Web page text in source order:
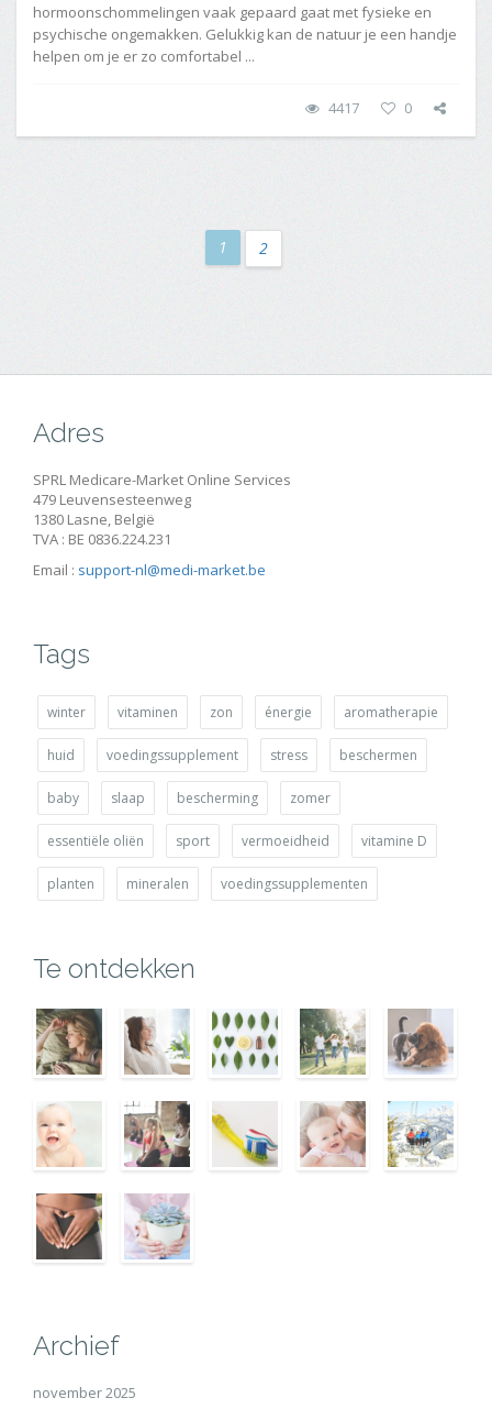
hormoonschommelingen vaak gepaard gaat met fysieke en
psychische ongemakken. Gelukkig kan de natuur je een handje
helpen om je er zo comfortabel ...
4417 0
1 2
Adres
SPRL Medicare-Market Online Services
479 Leuvensesteenweg
1380 Lasne, België
TVA : BE 0836.224.231
Email : support-nl@medi-market.be
Tags
winter vitaminen zon énergie aromatherapie
huid voedingssupplement stress beschermen
baby slaap bescherming zomer
essentiële oliën sport vermoeidheid vitamine D
planten mineralen voedingssupplementen
Te ontdekken
Archief
november 2025